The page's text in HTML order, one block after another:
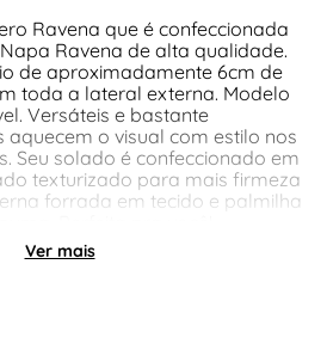
Ravena que é confeccionada
Ravena de alta qualidade.
de aproximadamente 6cm de
toda a lateral externa. Modelo
Versáteis e bastante
o visual com estilo nos
Seu solado é confeccionado em
texturizado para mais firmeza
forrada em tecido e palmilha
Ver mais